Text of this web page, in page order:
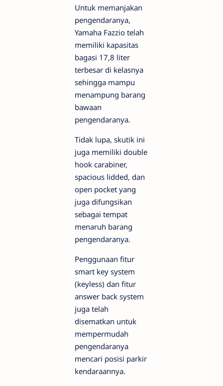
Untuk memanjakan
pengendaranya,
Yamaha Fazzio telah
memiliki kapasitas
bagasi 17,8 liter
terbesar di kelasnya
sehingga mampu
menampung barang
bawaan
pengendaranya.
Tidak lupa, skutik ini
juga memiliki double
hook carabiner,
spacious lidded, dan
open pocket yang
juga difungsikan
sebagai tempat
menaruh barang
pengendaranya.
Penggunaan fitur
smart key system
(keyless) dan fitur
answer back system
juga telah
disematkan untuk
mempermudah
pengendaranya
mencari posisi parkir
kendaraannya.